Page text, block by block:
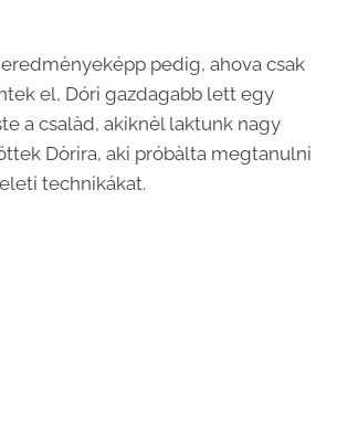
pedig, ahova csak
el, Dóri gazdagabb lett egy
a csalàd, akiknèl laktunk nagy
Dòrira, aki próbàlta megtanulni
technikákat.